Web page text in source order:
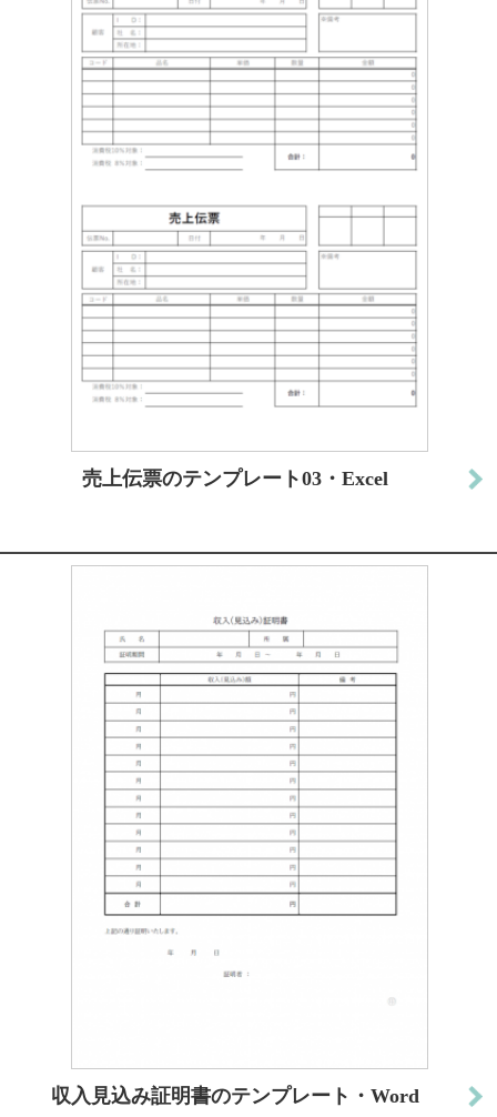
売上伝票のテンプレート03・Excel
収入見込み証明書のテンプレート・Word